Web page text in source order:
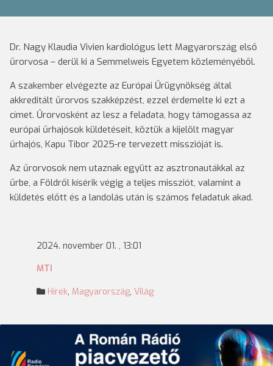
Dr. Nagy Klaudia Vivien kardiológus lett Magyarország első
űrorvosa – derül ki a Semmelweis Egyetem közleményéből.
A szakember elvégezte az Európai Űrügynökség által
akkreditált űrorvos szakképzést, ezzel érdemelte ki ezt a
címet. Űrorvosként az lesz a feladata, hogy támogassa az
európai űrhajósok küldetéseit, köztük a kijelölt magyar
űrhajós, Kapu Tibor 2025-re tervezett misszióját is.
Az űrorvosok nem utaznak együtt az asztronautákkal az
űrbe, a Földről kísérik végig a teljes missziót, valamint a
küldetés előtt és a landolás után is számos feladatuk akad.
2024. november 01. , 13:01
MTI
Hírek, Magyarország, Világ